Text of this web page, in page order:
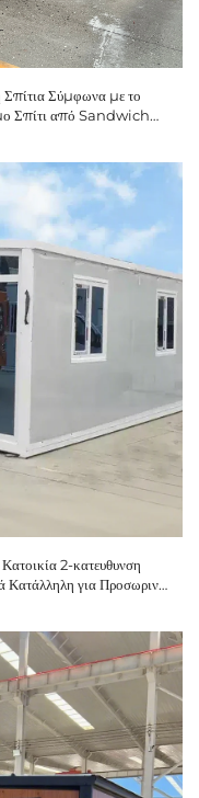
Σύμφωνα με το
Σπίτι από Sandwich
2-κατευθυνση
για Προσωρινές